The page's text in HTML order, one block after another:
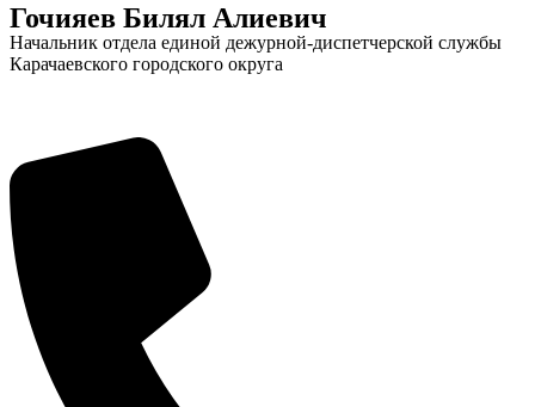
Гочияев Билял Алиевич
Начальник отдела единой дежурной-диспетчерской службы
Карачаевского городского округа